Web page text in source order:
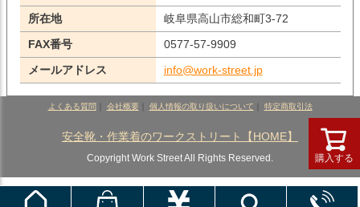
購入する
所在地
岐阜県高山市総和町3-72
FAX番号
0577-57-9909
メールアドレス
info@work-street.jp
よくある質問 会社概要｜ 個人情報の取り扱いについて 特定商取引法
安全靴・作業着のワークストリート【HOME】
Copyright Work Street All Rights Reserved.